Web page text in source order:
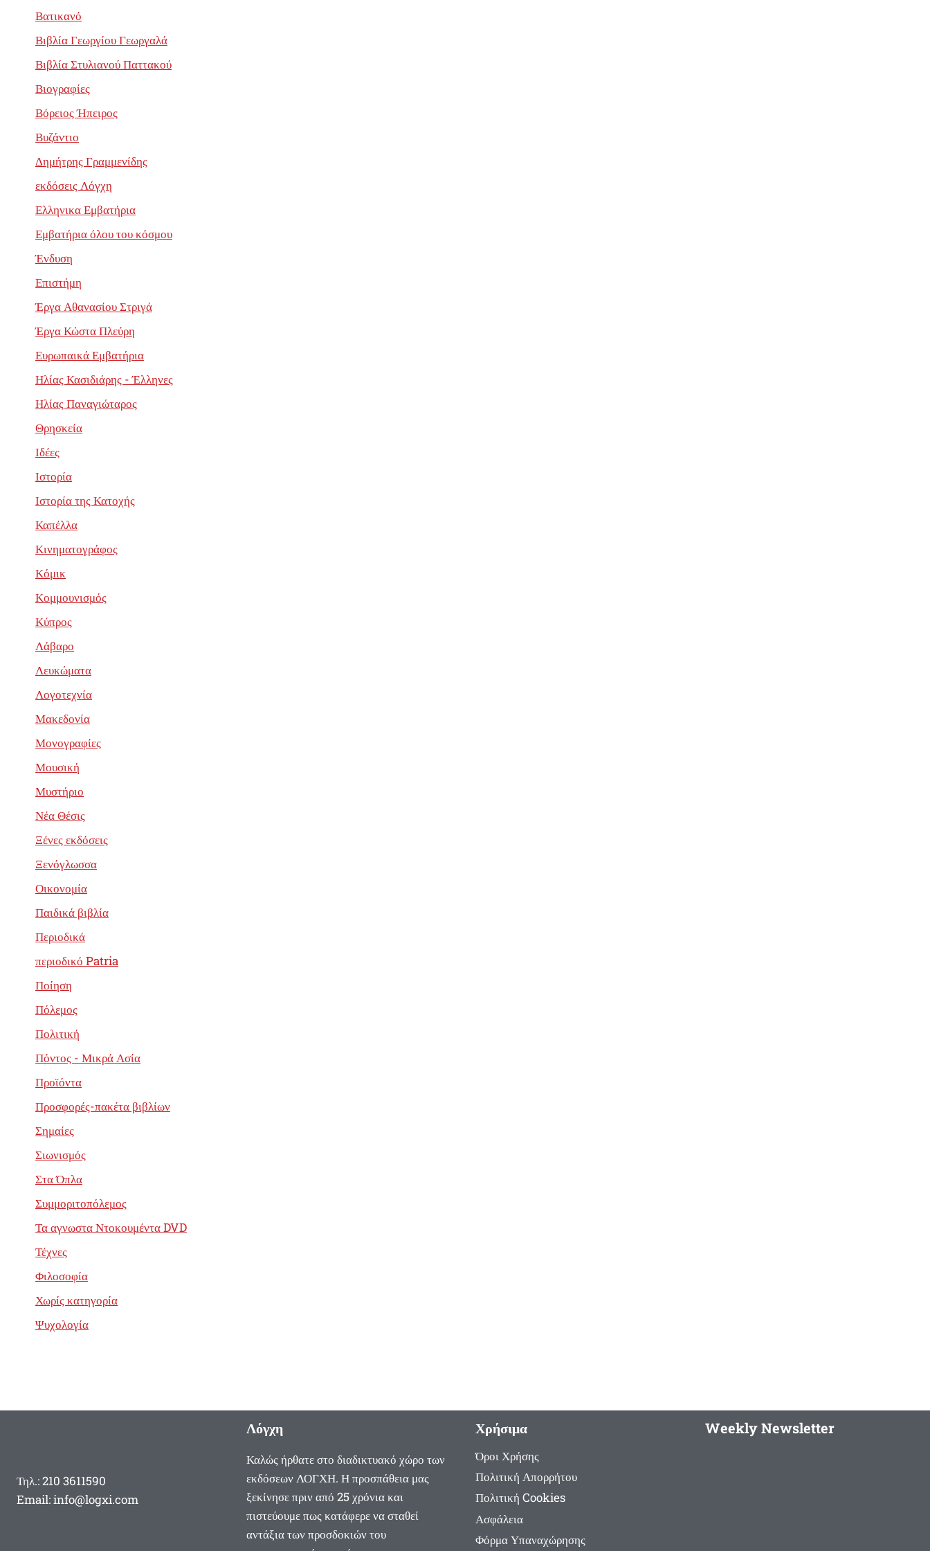
Βατικανό
Βιβλία Γεωργίου Γεωργαλά
Βιβλία Στυλιανού Παττακού
Βιογραφίες
Βόρειος Ήπειρος
Βυζάντιο
Δημήτρης Γραμμενίδης
εκδόσεις Λόγχη
Ελληνικα Εμβατήρια
Εμβατήρια όλου του κόσμου
Ένδυση
Επιστήμη
Έργα Αθανασίου Στριγά
Έργα Κώστα Πλεύρη
Ευρωπαικά Εμβατήρια
Ηλίας Κασιδιάρης - Έλληνες
Ηλίας Παναγιώταρος
Θρησκεία
Ιδέες
Ιστορία
Ιστορία της Κατοχής
Καπέλλα
Κινηματογράφος
Κόμικ
Κομμουνισμός
Κύπρος
Λάβαρο
Λευκώματα
Λογοτεχνία
Μακεδονία
Μονογραφίες
Μουσική
Μυστήριο
Νέα Θέσις
Ξένες εκδόσεις
Ξενόγλωσσα
Οικονομία
Παιδικά βιβλία
Περιοδικά
περιοδικό Patria
Ποίηση
Πόλεμος
Πολιτική
Πόντος - Μικρά Ασία
Προϊόντα
Προσφορές-πακέτα βιβλίων
Σημαίες
Σιωνισμός
Στα Όπλα
Συμμοριτοπόλεμος
Τα αγνωστα Ντοκουμέντα DVD
Τέχνες
Φιλοσοφία
Χωρίς κατηγορία
Ψυχολογία
Τηλ.: 210 3611590
Email: info@logxi.com
Λόγχη
Καλώς ήρθατε στο διαδικτυακό χώρο των
εκδόσεων ΛΟΓΧΗ. Η προσπάθεια μας
ξεκίνησε πριν από 25 χρόνια και
πιστεύουμε πως κατάφερε να σταθεί
αντάξια των προσδοκιών του
Χρήσιμα
Όροι Χρήσης
Πολιτική Απορρήτου
Πολιτική Cookies
Ασφάλεια
Φόρμα Υπαναχώρησης
Weekly Newsletter